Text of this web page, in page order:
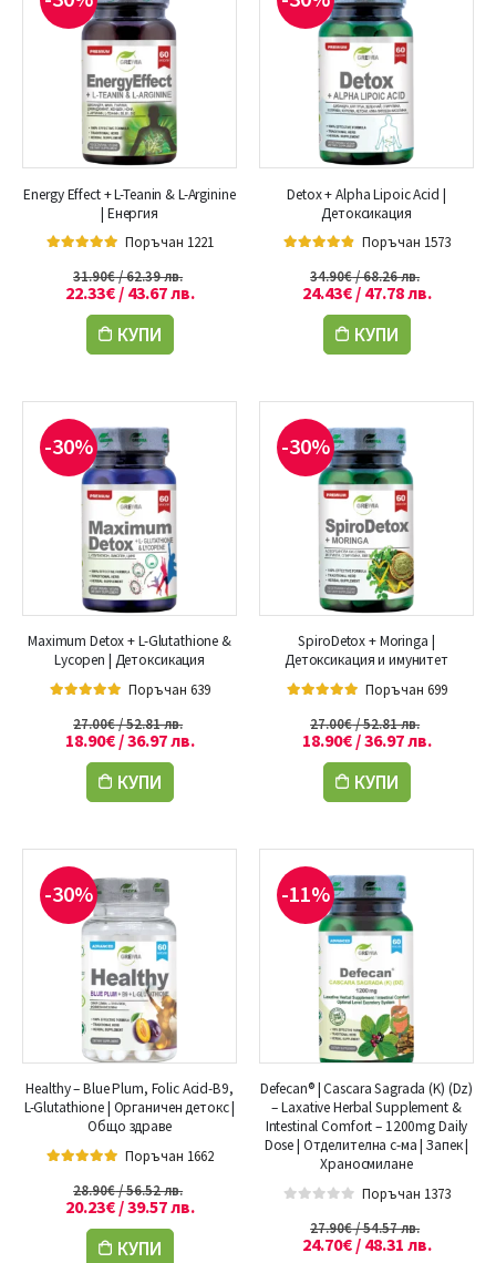
Energy Effect + L-Teanin & L-Arginine
| Енергия
Поръчан 1221
31.90€/ 62.39 лв.
22.33€/ 43.67 лв.
КУПИ
Detox + Alpha Lipoic Acid |
Детоксикация
Поръчан 1573
34.90€/ 68.26 лв.
24.43€/ 47.78 лв.
КУПИ
-30%
Maximum Detox + L-Glutathione &
Lycopen | Детоксикация
Поръчан 639
27.00€/ 52.81 лв.
18.90€/ 36.97 лв.
КУПИ
-30%
SpiroDetox + Moringa |
Детоксикация и имунитет
Поръчан 699
27.00€/ 52.81 лв.
18.90€/ 36.97 лв.
КУПИ
-30%
Healthy – Blue Plum, Folic Acid-B9,
L-Glutathione | Органичен детокс |
Общо здраве
Поръчан 1662
28.90€/ 56.52 лв.
20.23€/ 39.57 лв.
КУПИ
-11%
Defecan® | Cascara Sagrada (K) (Dz)
– Laxative Herbal Supplement &
Intestinal Comfort – 1200mg Daily
Dose | Отделителна с-ма | Запек |
Храносмилане
Поръчан 1373
27.90€/ 54.57 лв.
24.70€/ 48.31 лв.